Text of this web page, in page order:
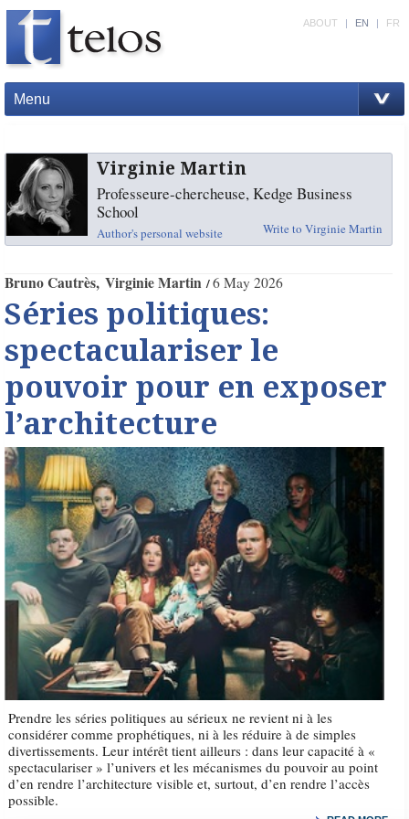
Menu
ABOUT | EN | FR
Virginie Martin
Professeure-chercheuse, Kedge Business
School
Author's personal website Write to Virginie Martin
Bruno Cautrès Virginie Martin 6 May 2026
Séries politiques:
spectaculariser le
pouvoir pour en exposer
l’architecture
Prendre les séries politiques au sérieux ne revient ni à les
considérer comme prophétiques, ni à les réduire à de simples
divertissements. Leur intérêt tient ailleurs : dans leur capacité à «
spectaculariser » l’univers et les mécanismes du pouvoir au point
d’en rendre l’architecture visible et, surtout, d’en rendre l’accès
possible.